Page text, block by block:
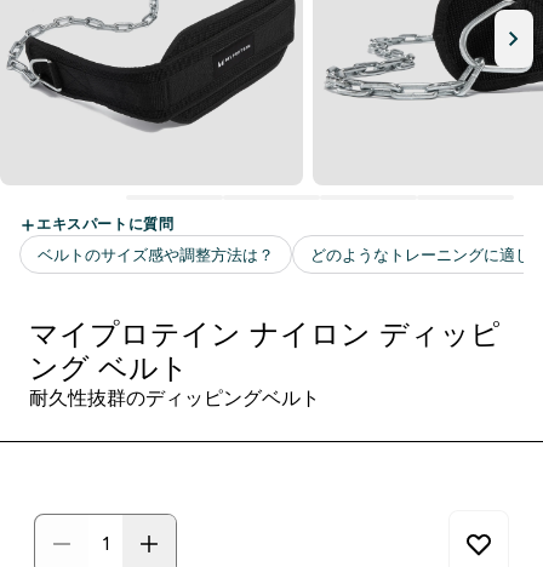
マイプロテイン ナイロン ディッピ
ング ベルト
耐久性抜群のディッピングベルト